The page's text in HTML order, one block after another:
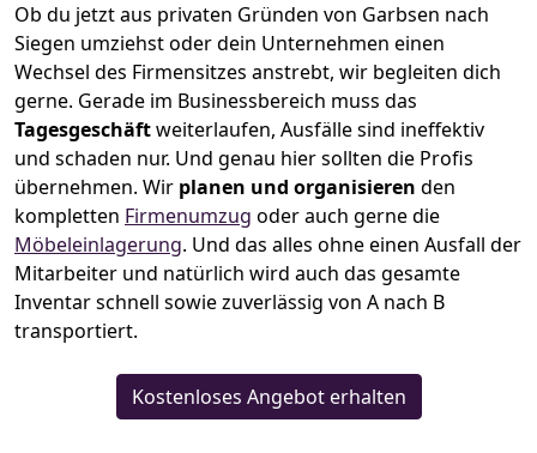
Ob du jetzt aus privaten Gründen von Garbsen nach
Siegen umziehst oder dein Unternehmen einen
Wechsel des Firmensitzes anstrebt, wir begleiten dich
gerne. Gerade im Businessbereich muss das
Tagesgeschäftweiterlaufen, Ausfälle sind ineffektiv
und schaden nur. Und genau hier sollten die Profis
übernehmen. Wir planen und organisieren den
kompletten Firmenumzug oder auch gerne die
Möbeleinlagerung. Und das alles ohne einen Ausfall der
Mitarbeiter und natürlich wird auch das gesamte
Inventar schnell sowie zuverlässig von A nach B
transportiert.
Kostenloses Angebot erhalten